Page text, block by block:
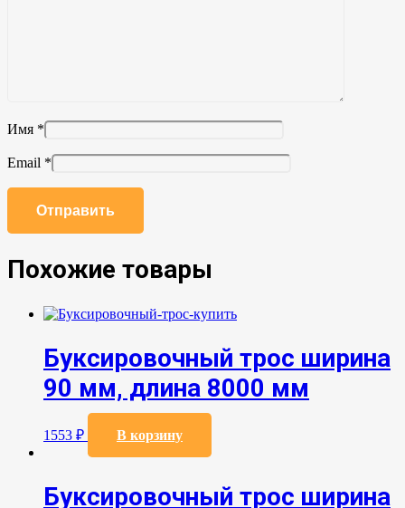
Имя *
Email *
Похожие товары
Буксировочный трос ширина
90 мм, длина 8000 мм
1553 ₽ В корзину
Буксировочный трос ширина